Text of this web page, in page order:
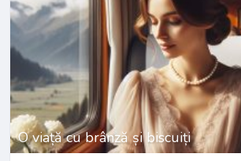
O viață cu brânză și biscuiți